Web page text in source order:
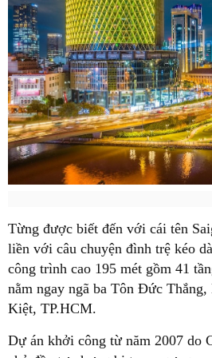
Từng được biết đến với cái tên
liền với câu chuyện đình trệ kéo
công trình cao 195 mét gồm 41
nằm ngay ngã ba Tôn Đức
Kiệt, TP.HCM.
Dự án khởi công từ năm 2007 do